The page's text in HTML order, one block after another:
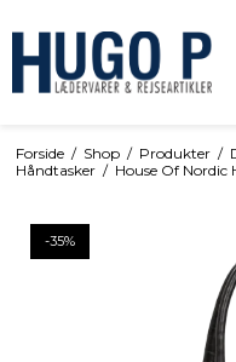
Forside / Shop / Produkter /
Håndtasker / House Of Nordic
-35%